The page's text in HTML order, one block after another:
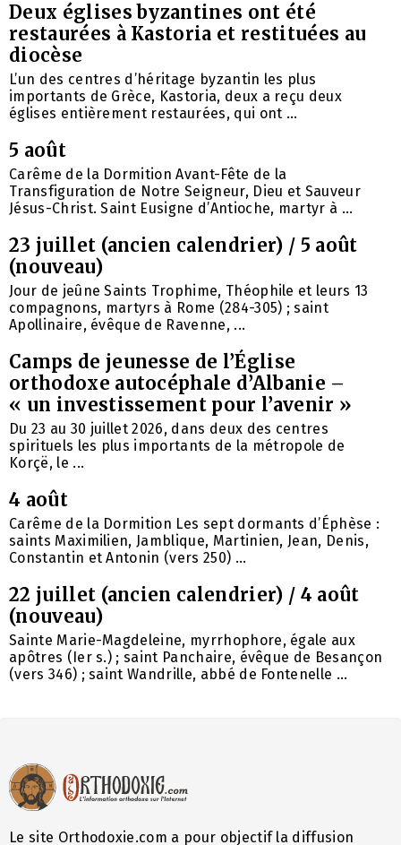
Deux églises byzantines ont été
restaurées à Kastoria et restituées au
diocèse
L’un des centres d’héritage byzantin les plus
importants de Grèce, Kastoria, deux a reçu deux
églises entièrement restaurées, qui ont ...
5 août
Carême de la Dormition Avant-Fête de la
Transfiguration de Notre Seigneur, Dieu et Sauveur
Jésus-Christ. Saint Eusigne d’Antioche, martyr à ...
23 juillet (ancien calendrier) / 5 août
(nouveau)
Jour de jeûne Saints Trophime, Théophile et leurs 13
compagnons, martyrs à Rome (284-305) ; saint
Apollinaire, évêque de Ravenne, ...
Camps de jeunesse de l’Église
orthodoxe autocéphale d’Albanie –
« un investissement pour l’avenir »
Du 23 au 30 juillet 2026, dans deux des centres
spirituels les plus importants de la métropole de
Korçë, le ...
4 août
Carême de la Dormition Les sept dormants d’Éphèse :
saints Maximilien, Jamblique, Martinien, Jean, Denis,
Constantin et Antonin (vers 250) ...
22 juillet (ancien calendrier) / 4 août
(nouveau)
Sainte Marie-Magdeleine, myrrhophore, égale aux
apôtres (Ier s.) ; saint Panchaire, évêque de Besançon
(vers 346) ; saint Wandrille, abbé de Fontenelle ...
Le site Orthodoxie.com a pour objectif la diffusion